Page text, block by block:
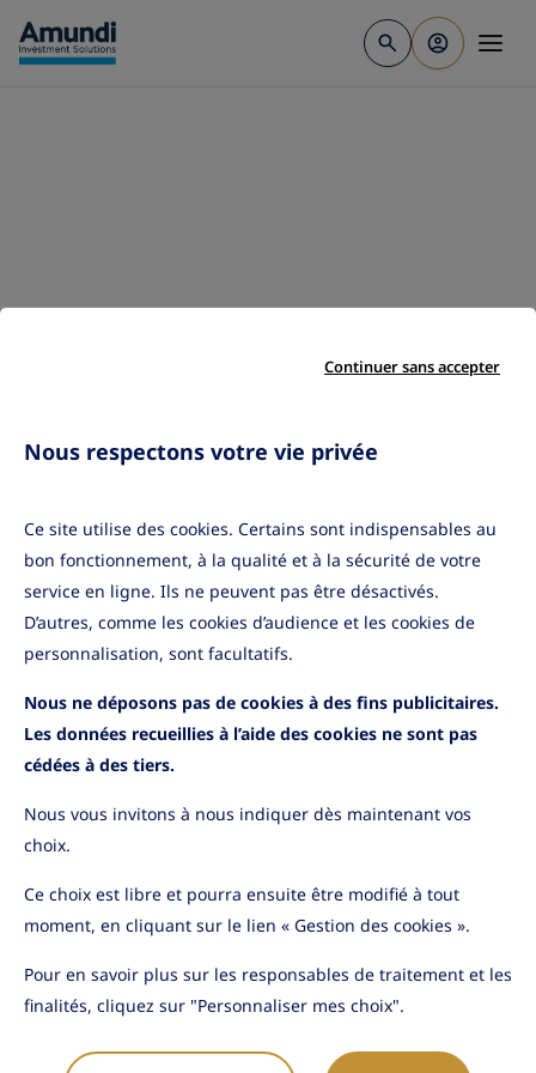
YouTube LinkedIn
Nous contacter
Mentions légales
Nous respectons votre vie privée
Ce site utilise des cookies. Certains sont indispensables au
bon fonctionnement, à la qualité et à la sécurité de votre
service en ligne. Ils ne peuvent pas être désactivés.
D’autres, comme les cookies d’audience et les cookies de
personnalisation, sont facultatifs.
Nous ne déposons pas de cookies à des fins publicitaires.
Les données recueillies à l’aide des cookies ne sont pas
cédées à des tiers.
Nous vous invitons à nous indiquer dès maintenant vos
choix.
Ce choix est libre et pourra ensuite être modifié à tout
moment, en cliquant sur le lien « Gestion des cookies ».
Pour en savoir plus sur les responsables de traitement et les
finalités, cliquez sur "Personnaliser mes choix".
Continuer sans accepter